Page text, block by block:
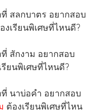
สลกบาตร อยากสอบ
งเรียนพิเศษที่ไหนดี?
สักงาม อยากสอบ
รียนพิเศษที่ไหนดี?
นาบ่อคำ อยากสอบ
ต้องเรียนพิเศษที่ไหน